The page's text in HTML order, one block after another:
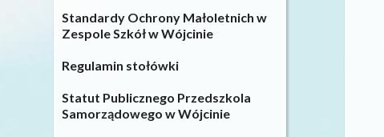
Standardy Ochrony Małoletnich w
Zespole Szkół w Wójcinie
Regulamin stołówki
Statut Publicznego Przedszkola
Samorządowego w Wójcinie